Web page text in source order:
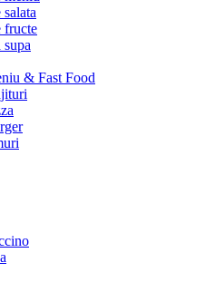
fructe
supa
& Fast Food